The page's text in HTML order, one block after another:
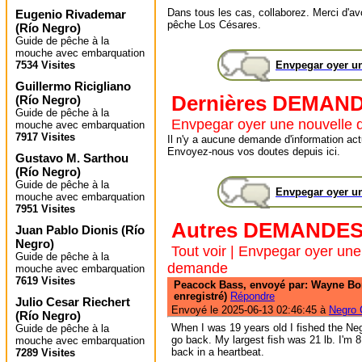
Eugenio Rivademar
(Río Negro)
Guide de pêche à la
mouche avec embarquation
7534 Visites
Guillermo Ricigliano
(Río Negro)
Guide de pêche à la
mouche avec embarquation
7917 Visites
Gustavo M. Sarthou
(Río Negro)
Guide de pêche à la
mouche avec embarquation
7951 Visites
Juan Pablo Dionis (Río
Negro)
Guide de pêche à la
mouche avec embarquation
7619 Visites
Julio Cesar Riechert
(Río Negro)
Guide de pêche à la
mouche avec embarquation
7289 Visites
Dans tous les cas, collaborez. Merci
pêche Los Césares.
Envpegar oyer
Dernières
Envpegar oyer une nouvelle
Il n'y a aucune demande d'information
Envoyez-nous vos doutes depuis ici.
Envpegar oyer
Autres
Tout voir
Envpegar oyer
demande
Peacock Bass, envoyé par: Wayne
enregistré) Répondre
Envoyé le 2025-06-13 02:46:45 à Negro
When I was 19 years old I fished the
go back. My largest fish was 21 lb. I'm
back in a heartbeat.